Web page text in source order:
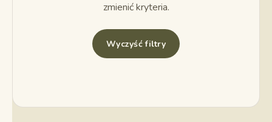
zmienić kryteria.
Wyczyść filtry